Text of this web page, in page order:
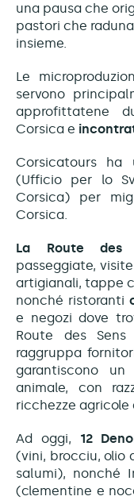
una pausa che
pastori che
insieme.
Le
servono
approfittatene
Corsica e
Corsicatours
(Ufficio per lo
Corsica) per
Corsica.
La Route des
passeggiate,
artigianali, tappe
nonché ristoranti
e negozi dove
Route des
raggruppa
garantiscono un
animale, con
ricchezze
Ad oggi, 12
(vini, brocciu, olio
salumi), nonché
(clementine e